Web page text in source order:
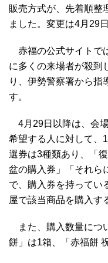
販売方式が、先着順整
ました。変更は4月29
赤福の公式サイトで
に多くの来場者が殺到
り、伊勢警察署から指
す。
4月29日以降は、会
希望する人に対して、
選券は3種類あり、「
盆の購入券」「それら
で、購入券を持ってい
屋で該当商品を購入す
また、購入数量につ
餅」は1箱、「赤福餅